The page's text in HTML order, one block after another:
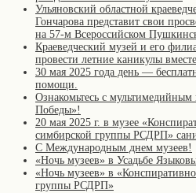
Ульяновский областной
Гончарова представит свои
на 57-м Всероссийском
Краеведческий музей и его
провести летние каникулы
30 мая 2025 года день —
помощи.
Ознакомьтесь с мультимедийным
Победы»!
20 мая 2025 г. в музее
симбирской группы РСДРП»
С Международным днем музеев!
«Ночь музеев» в Усадьбе
«Ночь музеев» в
группы РСДРП»